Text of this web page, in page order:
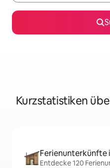
Kurzstatistiken
Ferienunterkünfte
Entdecke 120